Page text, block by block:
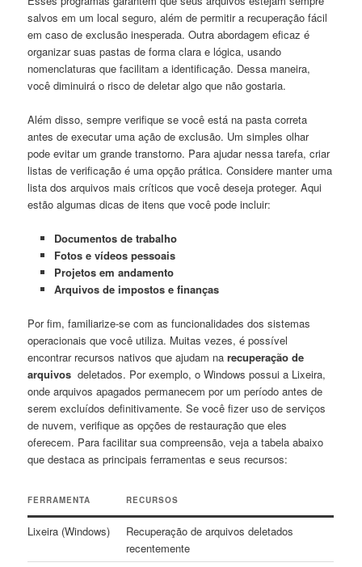
salvos em um local⁢ seguro, além de permitir a recuperação fácil
em caso de exclusão inesperada. Outra ‌abordagem eficaz é
organizar suas pastas de forma clara e lógica, usando
nomenclaturas que facilitam⁤ a ⁣identificação. Dessa ‌maneira,
você diminuirá⁤ o risco ⁣de deletar algo⁤ que não ‍gostaria.
Além disso, sempre ⁤verifique se ‌você‍ está na pasta correta
antes ⁣de executar⁣ uma ação⁣ de ‌exclusão.⁤ Um simples olhar
pode evitar um grande transtorno. Para​ ajudar nessa tarefa, criar
listas de verificação é uma opção ⁣prática. Considere⁣ manter ⁢uma
lista dos arquivos mais críticos que você deseja proteger.⁣ Aqui
estão algumas dicas‌ de itens que você⁢ pode incluir:
Documentos ⁢de trabalho
Fotos e vídeos pessoais
Projetos em⁢ andamento
Arquivos de impostos e finanças
Por fim, ‌familiarize-se com ‌as ⁢funcionalidades dos sistemas
operacionais que ⁣você utiliza. Muitas vezes, é possível
encontrar‍ recursos nativos que ajudam⁤ narecuperação⁣ de ​
arquivos ⁢ deletados. Por exemplo, o ‍Windows⁢ possui a Lixeira,
⁤onde ⁤arquivos apagados permanecem por ​um⁣ período antes de⁢
serem excluídos definitivamente. Se você fizer uso de serviços
de⁤ nuvem, verifique ‌as opções de restauração⁢ que eles‌
oferecem. Para⁣ facilitar sua ⁢compreensão, veja a tabela abaixo
que destaca as principais ferramentas e ⁣seus ⁢recursos:
FERRAMENTA RECURSOS
Lixeira (Windows)
Recuperação de arquivos deletados
recentemente